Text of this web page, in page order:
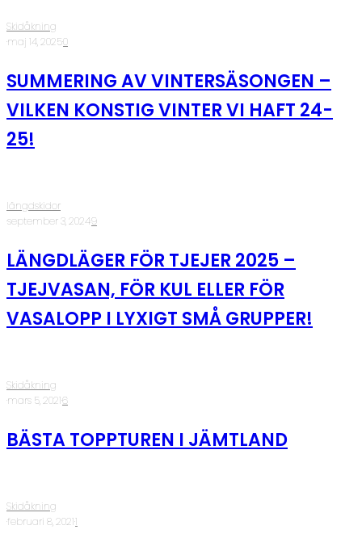
Skidåkning
·maj 14, 2025·0
SUMMERING AV VINTERSÄSONGEN –
VILKEN KONSTIG VINTER VI HAFT 24-
25!
längdskidor
·september 3, 2024·9
LÄNGDLÄGER FÖR TJEJER 2025 –
TJEJVASAN, FÖR KUL ELLER FÖR
VASALOPP I LYXIGT SMÅ GRUPPER!
Skidåkning
·mars 5, 2021·6
BÄSTA TOPPTUREN I JÄMTLAND
Skidåkning
·februari 8, 2021·1